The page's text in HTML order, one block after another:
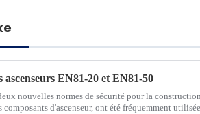
ascenseurs EN81-20 et EN81-50
nouvelles normes de sécurité pour la construction
composants d'ascenseur, ont été fréquemment